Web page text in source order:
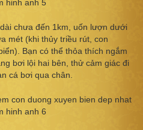
chưa đến 1km, uốn lượn dưới
mét (khi thủy triều rút, con
Bạn có thể thỏa thích ngắm
bơi lội hai bên, thử cảm giác đi
cá bơi qua chân.